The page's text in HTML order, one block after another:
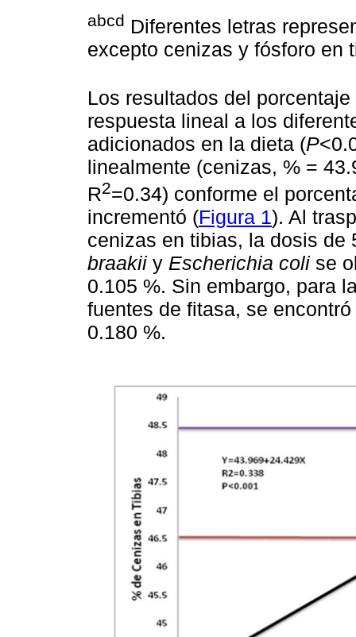
abcd Diferentes letras
excepto cenizas y fósforo en
Los resultados del
respuesta lineal a los
adicionados en la dieta (P
linealmente (cenizas, % =
R2=0.34) conforme el
incrementó (Figura 1). Al
cenizas en tibias, la dosis
braakii y Escherichia coli se
0.105 %. Sin embargo, para
fuentes de fitasa, se
0.180 %.